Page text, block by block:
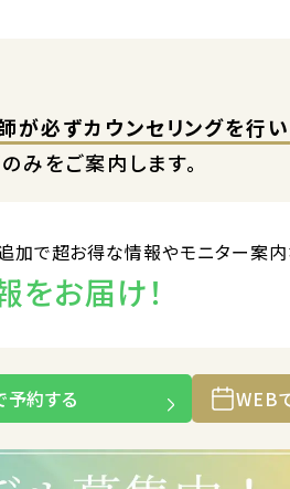
が必ずカウンセリングを行い
みをご案内します。
加で超お得な情報やモニター案
お届け！
予約する WEB